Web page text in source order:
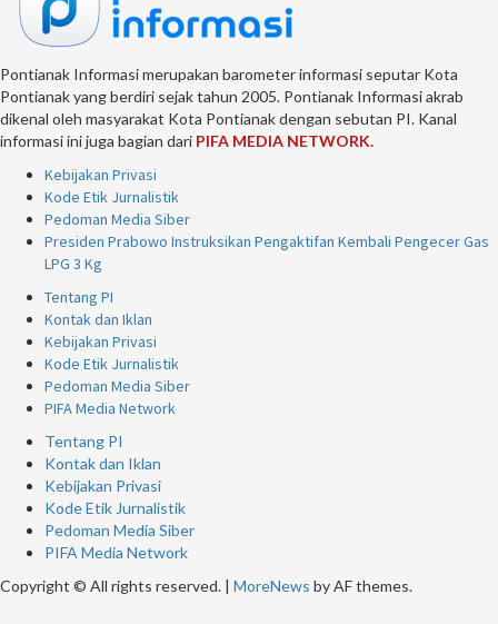
Pontianak Informasi merupakan barometer informasi seputar Kota
Pontianak yang berdiri sejak tahun 2005. Pontianak Informasi akrab
dikenal oleh masyarakat Kota Pontianak dengan sebutan PI. Kanal
informasi ini juga bagian dari PIFA MEDIA NETWORK.
Kebijakan Privasi
Kode Etik Jurnalistik
Pedoman Media Siber
Presiden Prabowo Instruksikan Pengaktifan Kembali Pengecer Gas
LPG 3 Kg
Tentang PI
Kontak dan Iklan
Kebijakan Privasi
Kode Etik Jurnalistik
Pedoman Media Siber
PIFA Media Network
Tentang PI
Kontak dan Iklan
Kebijakan Privasi
Kode Etik Jurnalistik
Pedoman Media Siber
PIFA Media Network
Copyright © All rights reserved. | MoreNews by AF themes.